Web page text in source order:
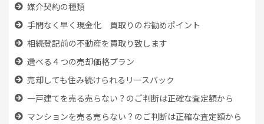
媒介契約の種類
手間なく早く現金化 買取りのお勧めポイント
相続登記前の不動産を買取り致します
選べる４つの売却価格プラン
売却しても住み続けられるリースバック
一戸建てを売る売らない？のご判断は正確な査定額から
マンションを売る売らない？のご判断は正確な査定額から